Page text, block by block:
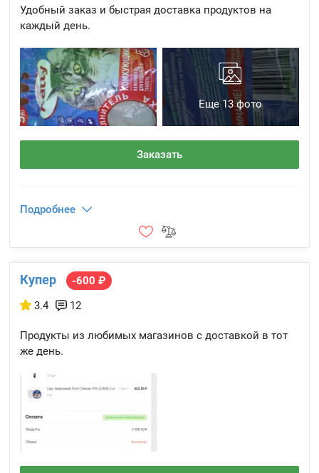
Удобный заказ и быстрая доставка продуктов на
каждый день.
Еще 13 фото
Заказать
Подробнее
Купер
-600 ₽
3.4
12
Продукты из любимых магазинов с доставкой в тот
же день.